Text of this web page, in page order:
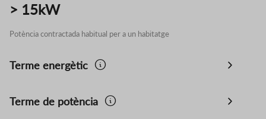
> 15kW
Potència contractada habitual per a un habitatge
Terme energètic
Terme de potència